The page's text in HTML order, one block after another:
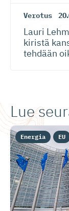
Verotus
Lauri
kiristä
tehdään
Lue
Energia EU